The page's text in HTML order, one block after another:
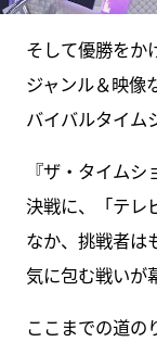
そして優勝をか
ジャンル＆映像
バイバルタイム
『ザ・タイム
決戦に、「テレ
なか、挑戦者は
気に包む戦いが
ここまでの道の